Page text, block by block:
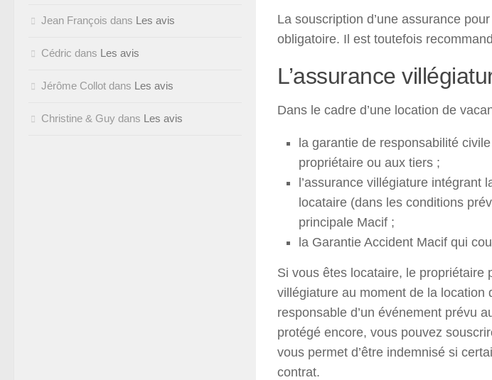
La souscription d’une assurance
obligatoire. Il est toutefois
L’assurance
Dans le cadre d’une location de
la garantie de responsabilité
propriétaire ou aux tiers ;
l’assurance villégiature
locataire (dans les conditions
principale Macif ;
la Garantie Accident Macif qui
Si vous êtes locataire, le propriétaire
villégiature au moment de la location
responsable d’un événement prévu
protégé encore, vous pouvez
vous permet d’être indemnisé si
contrat.
Jean François dans Les avis
Cédric dans Les avis
Jérôme Collot dans Les avis
Christine & Guy dans Les avis